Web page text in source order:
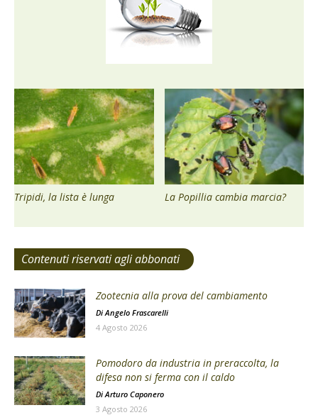
Tripidi, la lista è lunga La Popillia cambia marcia?
Contenuti riservati agli abbonati
Zootecnia alla prova del cambiamento
DiAngelo Frascarelli
4 Agosto 2026
Pomodoro da industria in preraccolta, la
difesa non si ferma con il caldo
Di Arturo Caponero
3 Agosto 2026